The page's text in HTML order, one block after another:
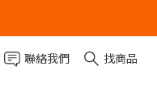
聯絡我們
找商品